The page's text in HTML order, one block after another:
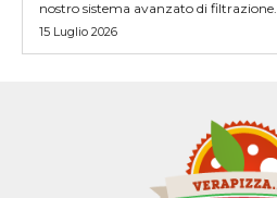
nostro sistema avanzato di filtrazione...
15 Luglio 2026